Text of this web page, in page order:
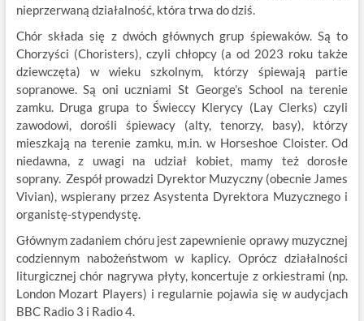
nieprzerwaną działalność, która trwa do dziś.
Chór składa się z dwóch głównych grup śpiewaków. Są to
Chorzyści (Choristers), czyli chłopcy (a od 2023 roku także
dziewczęta) w wieku szkolnym, którzy śpiewają partie
sopranowe. Są oni uczniami St George’s School na terenie
zamku. Druga grupa to Świeccy Klerycy (Lay Clerks) czyli
zawodowi, dorośli śpiewacy (alty, tenorzy, basy), którzy
mieszkają na terenie zamku, m.in. w Horseshoe Cloister. Od
niedawna, z uwagi na udział kobiet, mamy też dorosłe
soprany. Zespół prowadzi Dyrektor Muzyczny (obecnie James
Vivian), wspierany przez Asystenta Dyrektora Muzycznego i
organistę-stypendystę.
Głównym zadaniem chóru jest zapewnienie oprawy muzycznej
codziennym nabożeństwom w kaplicy. Oprócz działalności
liturgicznej chór nagrywa płyty, koncertuje z orkiestrami (np.
London Mozart Players) i regularnie pojawia się w audycjach
BBC Radio 3 i Radio 4.